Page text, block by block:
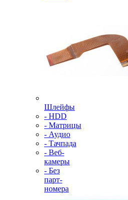
Шлейфы
- HDD
- Матрицы
- Аудио
- Тачпада
- Веб-
камеры
- Без
парт-
номера